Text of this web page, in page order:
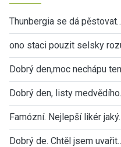
Thunbergia se dá
ono staci pouzit selsky
Dobrý den,moc nechápu
Dobrý den, listy
Famózní. Nejlepší likér
Dobrý de. Chtěl jsem